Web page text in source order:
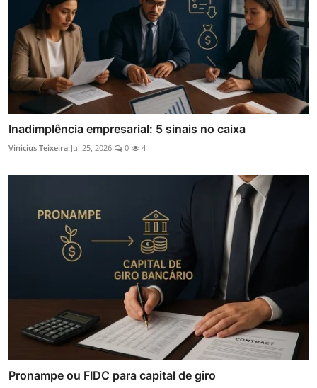
Inadimplência empresarial: 5 sinais no caixa
Vinicius Teixeira Jul 25, 2026 0 4
Pronampe ou FIDC para capital de giro